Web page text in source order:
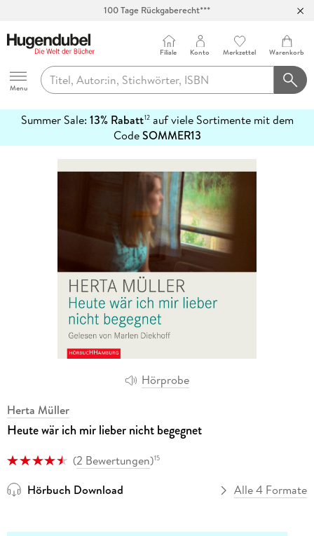
Hugendubel
Menu
Filiale Konto Merkzettel Warenkorb
Summer Sale: 13% Rabatt12auf viele Sortimente mit dem
CodeSOMMER13
erfahren
Hörprobe
Herta Müller
Heute wär ich mir lieber nicht begegnet
(2 Bewertungen)15
Hörbuch Download Alle 4 Formate